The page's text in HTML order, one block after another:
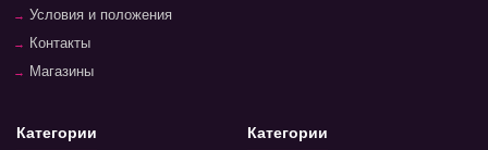
Условия и положения
Контакты
Магазины
Категории Категории